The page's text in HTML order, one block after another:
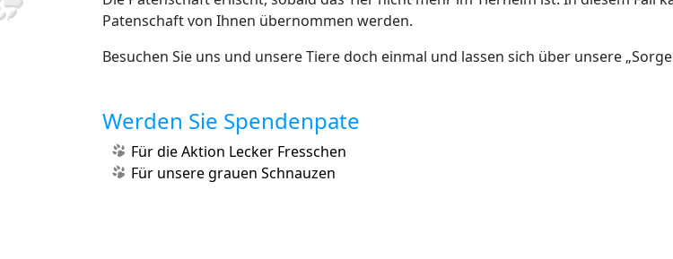
Patenschaft von Ihnen übernommen werden.
Besuchen Sie uns und unsere Tiere doch einmal und lassen sich über unsere
Werden Sie Spendenpate
Für die Aktion Lecker Fresschen
Für unsere grauen Schnauzen